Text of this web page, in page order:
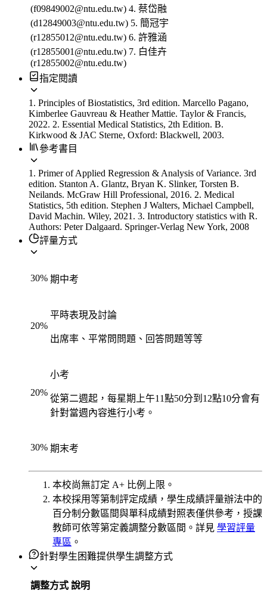
(f09849002@ntu.edu.tw) 4. 蔡岱融
(d12849003@ntu.edu.tw) 5. 簡冠宇
(r12855012@ntu.edu.tw) 6. 許雅涵
(r12855001@ntu.edu.tw) 7. 白佳卉
(r12855002@ntu.edu.tw)
指定閱讀
1. Principles of Biostatistics, 3rd edition. Marcello Pagano,
Kimberlee Gauvreau & Heather Mattie. Taylor & Francis,
2022. 2. Essential Medical Statistics, 2th Edition. B.
Kirkwood & JAC Sterne, Oxford: Blackwell, 2003.
參考書目
1. Primer of Applied Regression & Analysis of Variance. 3rd
edition. Stanton A. Glantz, Bryan K. Slinker, Torsten B.
Neilands. McGraw Hill Professional, 2016. 2. Medical
Statistics, 5th edition. Stephen J Walters, Michael Campbell,
David Machin. Wiley, 2021. 3. Introductory statistics with R.
Authors: Peter Dalgaard. Springer-Verlag New York, 2008
評量方式
30% 期中考
20%
平時表現及討論
出席率、平常問問題、回答問題等等
20%
小考
從第二週起，每星期上午11點50分到12點10分會有
針對當週內容進行小考。
30% 期末考
本校尚無訂定 A+ 比例上限。
本校採用等第制評定成績，學生成績評量辦法中的
百分制分數區間與單科成績對照表僅供參考，授課
教師可依等第定義調整分數區間。詳見 學習評量
專區 。
針對學生困難提供學生調整方式
調整方式 說明